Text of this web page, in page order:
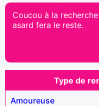
Coucou à la
asard fera le reste.
Type de
Amoureuse